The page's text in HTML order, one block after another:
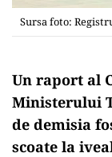
Sursa foto:
Un raport al
Ministerului
de demisia
scoate la